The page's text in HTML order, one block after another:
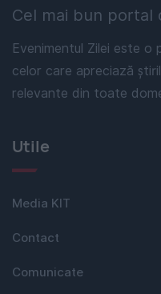
Cel mai bun portal
Evenimentul Zilei este o
celor care apreciază
relevante din toate
Utile
Media KIT
Contact
Comunicate